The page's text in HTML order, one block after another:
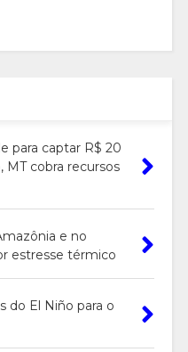
para captar R$ 20
MT cobra recursos
e no
estresse térmico
do El Niño para o